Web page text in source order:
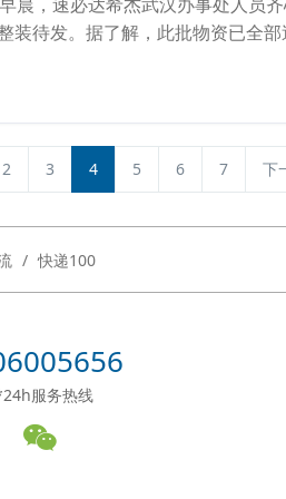
装待发。据了解，此批物资已全
2 3 4 5 6 7 下
快递100
服务热线